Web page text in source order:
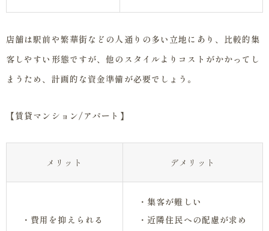
店舗は駅前や繁華街などの人通りの多い立地にあり、比較的集
客しやすい形態ですが、他のスタイルよりコストがかかってし
まうため、計画的な資金準備が必要でしょう。
【賃貸マンション/アパート】
メリット デメリット
・費用を抑えられる
・集客が難しい
・近隣住民への配慮が求め